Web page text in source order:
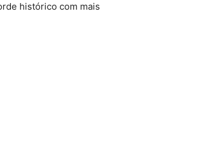
histórico com mais